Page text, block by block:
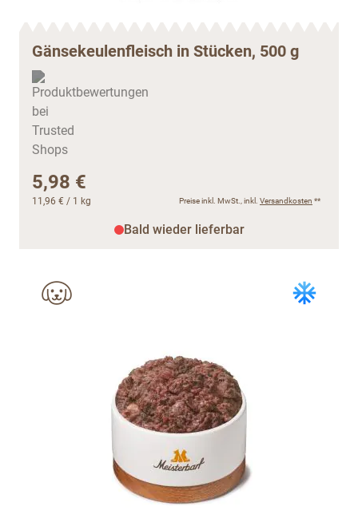
Gänsekeulenfleisch in Stücken, 500 g
5,98 €
11,96 € / 1 kg Preise inkl. MwSt., inkl. Versandkosten **
Bald wieder lieferbar